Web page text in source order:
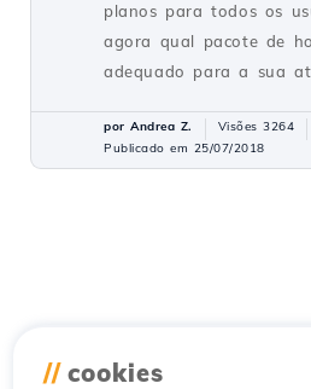
planos para todos os
agora qual pacote de
adequado para a sua
por Andrea Z. Visões 3264
Publicado em 25/07/2018
// cookies